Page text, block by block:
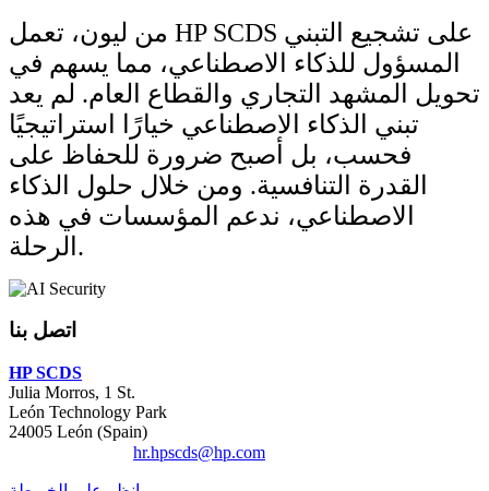
من ليون، تعمل HP SCDS على تشجيع التبني
المسؤول للذكاء الاصطناعي، مما يسهم في
تحويل المشهد التجاري والقطاع العام. لم يعد
تبني الذكاء الاصطناعي خيارًا استراتيجيًا
فحسب، بل أصبح ضرورة للحفاظ على
القدرة التنافسية. ومن خلال حلول الذكاء
الاصطناعي، ندعم المؤسسات في هذه
الرحلة.
اتصل بنا
HP SCDS
Julia Morros, 1 St.
León Technology Park
24005 León (Spain)
hr.hpscds@hp.com